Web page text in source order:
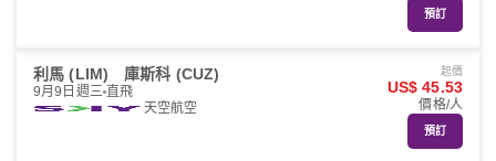
預訂
利馬 (LIM) 庫斯科 (CUZ)
9月9日週三 直飛
天空航空
起價
US$ 45.53
價格/人
預訂